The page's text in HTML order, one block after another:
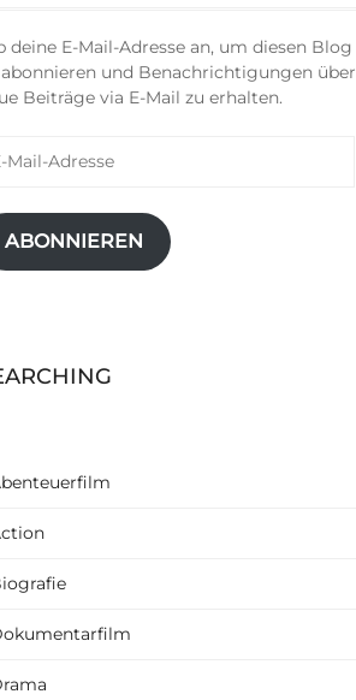
deine E-Mail-Adresse an, um diesen Blog
und Benachrichtigungen über
Beiträge via E-Mail zu erhalten.
ABONNIEREN